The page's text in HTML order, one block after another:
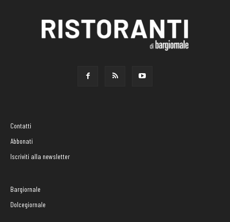
Contatti
Abbonati
Iscriviti alla newsletter
Bargiornale
Dolcegiornale